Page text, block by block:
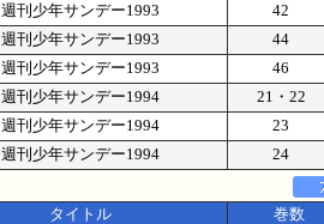
週刊少年サンデー1993
42
週刊少年サンデー1993
44
週刊少年サンデー1993
46
週刊少年サンデー1994
21・22
週刊少年サンデー1994
23
週刊少年サンデー1994 24
タイトル
巻数